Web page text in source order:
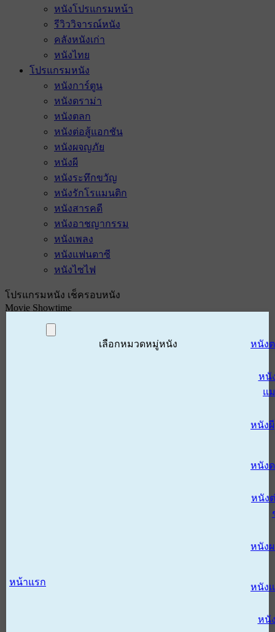
หนังโปรแกรมหน้า
รีวิววิจารณ์หนัง
คลังหนังเก่า
หนังไทย
โปรแกรมหนัง
หนังการ์ตูน
หนังดราม่า
หนังตลก
หนังต่อสู้แอกชัน
หนังผจญภัย
หนังผี
หนังระทึกขวัญ
หนังรักโรแมนติก
หนังสารคดี
หนังอาชญากรรม
หนังเพลง
หนังแฟนตาซี
หนังไซไฟ
โปรแกรมหนัง เช็ครอบหนัง
Movie Showtime
หน้าแรก
เลือกหมวดหมู่หนัง หนัง
หนั
แ
หนังผี
หนัง
หนัง
หนัง
หนัง
หนั